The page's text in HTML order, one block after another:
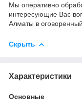
Мы оперативно
интересующие Вас
Алматы в оговоренный
Скрыть
Характеристики
Основные